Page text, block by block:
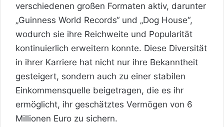
verschiedenen großen Formaten aktiv, darunter
„Guinness World Records“ und „Dog House“,
wodurch sie ihre Reichweite und Popularität
kontinuierlich erweitern konnte. Diese Diversität
in ihrer Karriere hat nicht nur ihre Bekanntheit
gesteigert, sondern auch zu einer stabilen
Einkommensquelle beigetragen, die es ihr
ermöglicht, ihr geschätztes Vermögen von 6
Millionen Euro zu sichern.